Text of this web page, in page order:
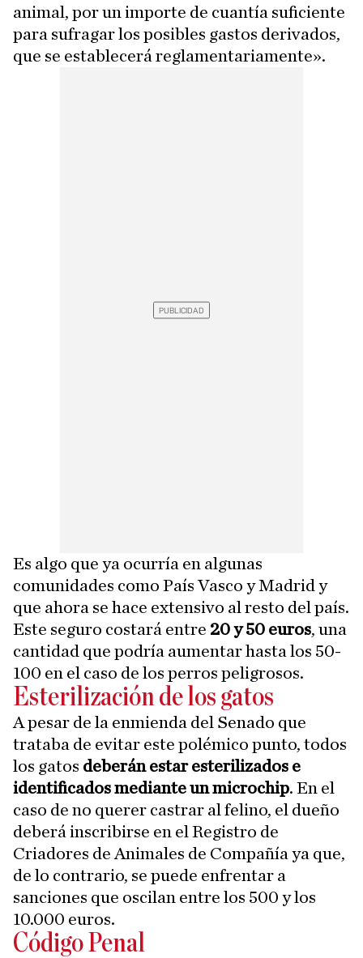
animal, por un importe de cuantía suficiente
para sufragar los posibles gastos derivados,
que se establecerá reglamentariamente».
Es algo que ya ocurría en algunas
comunidades como País Vasco y Madrid y
que ahora se hace extensivo al resto del país.
Este seguro costará entre 20 y 50 euros, una
cantidad que podría aumentar hasta los 50-
100 en el caso de los perros peligrosos.
Esterilización de los gatos
A pesar de la enmienda del Senado que
trataba de evitar este polémico punto, todos
los gatos deberán estar esterilizados e
identificados mediante un microchip. En el
caso de no querer castrar al felino, el dueño
deberá inscribirse en el Registro de
Criadores de Animales de Compañía ya que,
de lo contrario, se puede enfrentar a
sanciones que oscilan entre los 500 y los
10.000 euros.
Código Penal